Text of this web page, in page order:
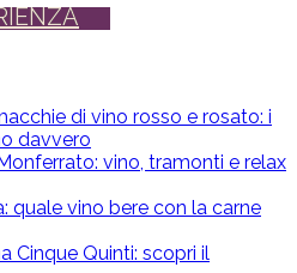
di vino rosso e rosato: i
davvero
vino, tramonti e relax
quale vino bere con la carne
Cinque Quinti: scopri il